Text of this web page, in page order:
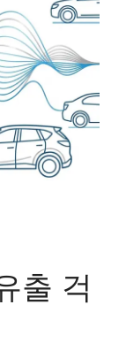
출 걱